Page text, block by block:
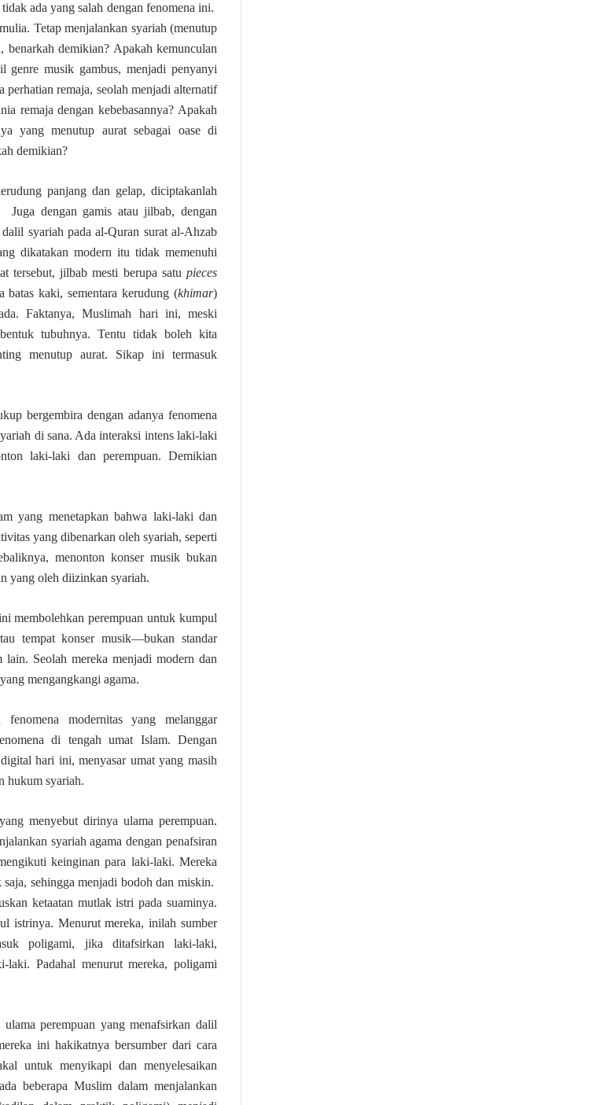
ada yang salah dengan fenomena ini.
Tetap menjalankan syariah (menutup
benarkah demikian? Apakah kemunculan
genre musik gambus, menjadi penyanyi
remaja, seolah menjadi alternatif
remaja dengan kebebasannya? Apakah
yang menutup aurat sebagai oase di
demikian?
panjang dan gelap, diciptakanlah
Juga dengan gamis atau jilbab, dengan
syariah pada al-Quran surat al-Ahzab
dikatakan modern itu tidak memenuhi
tersebut, jilbab mesti berupa satu pieces
batas kaki, sementara kerudung (khimar)
Faktanya, Muslimah hari ini, meski
tubuhnya. Tentu tidak boleh kita
menutup aurat. Sikap ini termasuk
bergembira dengan adanya fenomena
di sana. Ada interaksi intens laki-laki
laki-laki dan perempuan. Demikian
yang menetapkan bahwa laki-laki dan
yang dibenarkan oleh syariah, seperti
menonton konser musik bukan
yang oleh diizinkan syariah.
membolehkan perempuan untuk kumpul
tempat konser musik—bukan standar
Seolah mereka menjadi modern dan
mengangkangi agama.
modernitas yang melanggar
di tengah umat Islam. Dengan
hari ini, menyasar umat yang masih
hukum syariah.
menyebut dirinya ulama perempuan.
syariah agama dengan penafsiran
keinginan para laki-laki. Mereka
sehingga menjadi bodoh dan miskin.
ketaatan mutlak istri pada suaminya.
istrinya. Menurut mereka, inilah sumber
poligami, jika ditafsirkan laki-laki,
Padahal menurut mereka, poligami
perempuan yang menafsirkan dalil
ini hakikatnya bersumber dari cara
untuk menyikapi dan menyelesaikan
beberapa Muslim dalam menjalankan